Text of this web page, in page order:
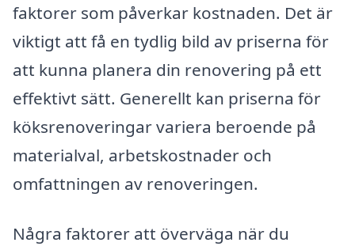
faktorer som påverkar kostnaden. Det är
viktigt att få en tydlig bild av priserna för
att kunna planera din renovering på ett
effektivt sätt. Generellt kan priserna för
köksrenoveringar variera beroende på
materialval, arbetskostnader och
omfattningen av renoveringen.
Några faktorer att överväga när du